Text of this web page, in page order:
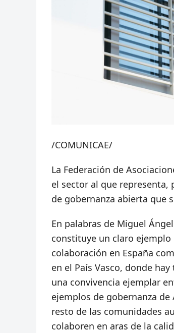
/COMUNICAE/
La Federación de
el sector al que representa,
de gobernanza abierta que
En palabras de Miguel
constituye un claro ejemplo
colaboración en España
en el País Vasco, donde
una convivencia ejemplar
ejemplos de gobernanza
resto de las comunidades
colaboren en aras de la